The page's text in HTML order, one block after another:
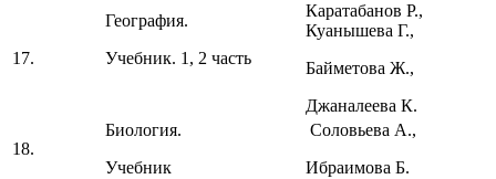
17.
География.
Учебник. 1, 2 часть
Каратабанов Р.,
Куанышева Г.,
Байметова Ж.,
Джаналеева К.
18.
Биология.
Учебник
Соловьева А.,
Ибраимова Б.